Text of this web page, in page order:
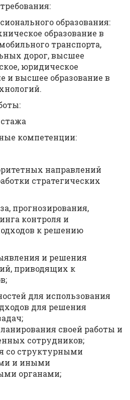
образования:
образование в
транспорта,
дорог, высшее
юридическое
и высшее образование в
компетенции:
направлений
стратегических
прогнозирования,
контроля и
к решению
и решения
приводящих к
для использования
для решения
своей работы и
сотрудников;
со структурными
и иными
органами;